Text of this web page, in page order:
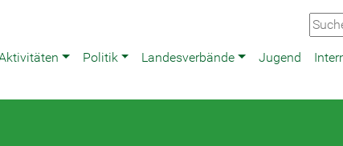
Politik Landesverbände Jugend